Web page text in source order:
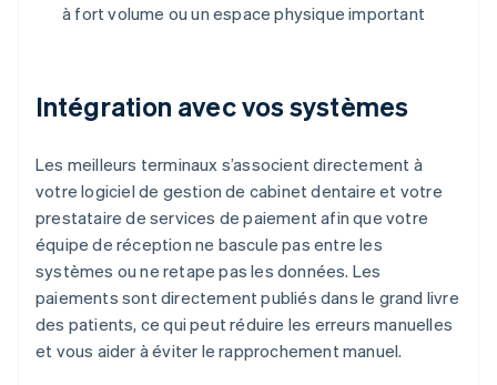
à fort volume ou un espace physique important
Intégration avec vos systèmes
Les meilleurs terminaux s’associent directement à
votre logiciel de gestion de cabinet dentaire et votre
prestataire de services de paiement afin que votre
équipe de réception ne bascule pas entre les
systèmes ou ne retape pas les données. Les
paiements sont directement publiés dans le grand livre
des patients, ce qui peut réduire les erreurs manuelles
et vous aider à éviter le rapprochement manuel.